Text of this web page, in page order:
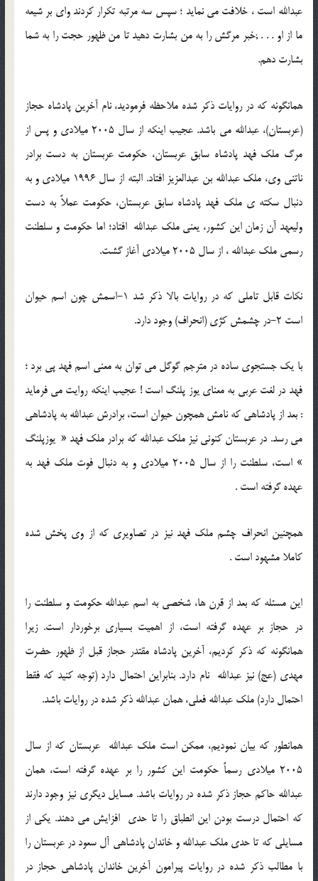
عبدالله است ، خلافت می نماید ؛ سپس سه مرتبه تکرار کردند وای بر شیعه
ما از او . . . ;خبر مرگش را به من بشارت دهید تا من ظهور حجت را به شما
بشارت دهم.
همانگونه که در روایات ذکر شده ملاحظه فرمودید، نام آخرین پادشاه حجاز
(عربستان)، عبدالله می باشد. عجیب اینکه از سال 2005 میلادی و پس از
مرگ ملک فهد پادشاه سابق عربستان، حکومت عربستان به دست برادر
ناتنی وی، ملک عبدالله بن عبدالعزیز افتاد. البته از سال 1996 میلادی و به
دنبال سکته ي ملک فهد پادشاه سابق عربستان، حکومت عملاً به دست
ولیعهد آن زمان این کشور، یعنی ملک عبدالله افتاد؛ اما حکومت و سلطنت
رسمی ملک عبدالله ، از سال 2005 میلادی آغاز گشت.
نکات قابل تاملی که در روایات بالا ذکر شد 1-اسمش چون اسم حیوان
است 2-در چشمش کژی (انحراف) وجود دارد.
با یک جستجوی ساده در مترجم گوگل می توان به معنی اسم فهد پی برد ؛
فهد در لغت عربی به معنای یوز پلنگ است ! عجیب اینکه روایت می فرماید
: بعد از پادشاهی که نامش همچون حیوان است، برادرش عبدالله به پادشاهی
می رسد. در عربستان کنونی نیز ملک عبدالله که برادر ملک فهد « یوزپلنگ
» است، سلطنت را از سال 2005 میلادی و به دنبال فوت ملک فهد به
عهده گرفته است .
همچنین انحراف چشم ملک فهد نیز در تصاویری که از وی پخش شده
کاملا مشهود است .
این مسئله که بعد از قرن ها، شخصی به اسم عبدالله حکومت و سلطنت را
در حجاز بر عهده گرفته است، از اهمیت بسیاری برخوردار است. زیرا
همانگونه که ذکر کردیم، آخرین پادشاه مقتدر حجاز قبل از ظهور حضرت
مهدی (عج) نیز عبدالله نام دارد. بنابراین احتمال دارد (توجه کنید که فقط
احتمال دارد) ملک عبدالله فعلي، همان عبدالله ذکر شده در روایات باشد.
همانطور که بیان نمودیم، ممکن است ملک عبدالله عربستان كه از سال
2005 میلادی رسماً حکومت این کشور را بر عهده گرفته است، همان
عبدالله حاکم حجاز ذکر شده در روایات باشد. مسايل دیگری نیز وجود دارند
که احتمال درست بودن این انطباق را تا حدی افزایش می دهند. یکی از
مسايلی که تا حدی ملک عبدالله و خاندان پادشاهی آل سعود در عربستان را
با مطالب ذکر شده در روایات پیرامون آخرین خاندان پادشاهی حجاز در